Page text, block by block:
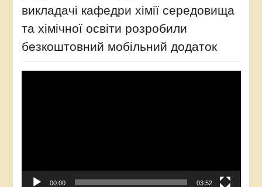
викладачі кафедри хімії середовища
та хімічної освіти розробили
безкоштовний мобільний додаток
00:00 03:52